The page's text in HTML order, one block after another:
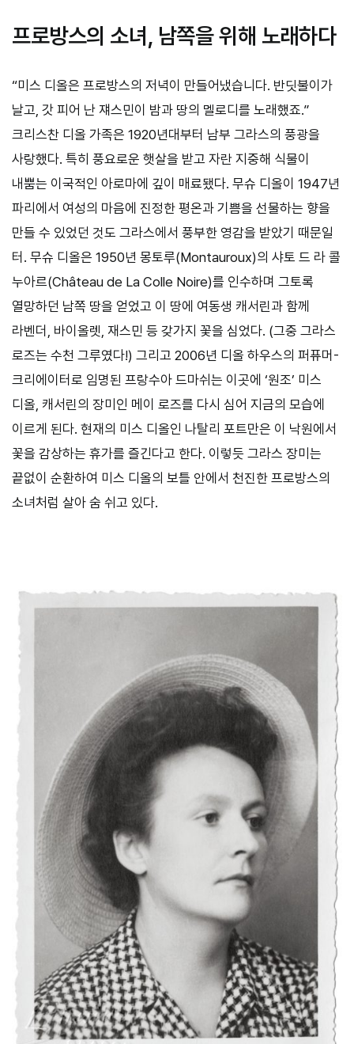
프로방스의 소녀, 남쪽을 위해 노래하다
“미스 디올은 프로방스의 저녁이 만들어냈습니다. 반딧불이가
날고, 갓 피어 난 쟤스민이 밤과 땅의 멜로디를 노래했죠.”
크리스찬 디올 가족은 1920년대부터 남부 그라스의 풍광을
사랑했다. 특히 풍요로운 햇살을 받고 자란 지중해 식물이
내뿜는 이국적인 아로마에 깊이 매료됐다. 무슈 디올이 1947년
파리에서 여성의 마음에 진정한 평온과 기쁨을 선물하는 향을
만들 수 있었던 것도 그라스에서 풍부한 영감을 받았기 때문일
터. 무슈 디올은 1950년 몽토루(Montauroux)의 샤토 드 라 콜
누아르(Château de La Colle Noire)를 인수하며 그토록
열망하던 남쪽 땅을 얻었고 이 땅에 여동생 캐서린과 함께
라벤더, 바이올렛, 재스민 등 갖가지 꽃을 심었다. (그중 그라스
로즈는 수천 그루였다!) 그리고 2006년 디올 하우스의 퍼퓨머-
크리에이터로 임명된 프랑수아 드마쉬는 이곳에 ‘원조’ 미스
디올, 캐서린의 장미인 메이 로즈를 다시 심어 지금의 모습에
이르게 된다. 현재의 미스 디올인 나탈리 포트만은 이 낙원에서
꽃을 감상하는 휴가를 즐긴다고 한다. 이렇듯 그라스 장미는
끝없이 순환하여 미스 디올의 보틀 안에서 천진한 프로방스의
소녀처럼 살아 숨 쉬고 있다.